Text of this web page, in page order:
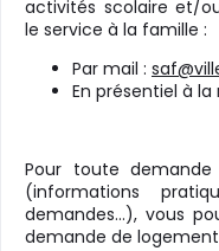
activités scolaire et/
le service à la famille :
Par mail :
En présentiel à
Pour toute
(informations
demandes…), vous
demande de logement